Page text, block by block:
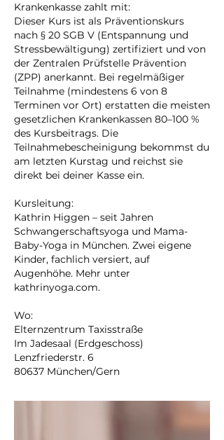
Krankenkasse zahlt mit:
Dieser Kurs ist als Präventionskurs
nach § 20 SGB V (Entspannung und
Stressbewältigung) zertifiziert und von
der Zentralen Prüfstelle Prävention
(ZPP) anerkannt. Bei regelmäßiger
Teilnahme (mindestens 6 von 8
Terminen vor Ort) erstatten die meisten
gesetzlichen Krankenkassen 80–100 %
des Kursbeitrags. Die
Teilnahmebescheinigung bekommst du
am letzten Kurstag und reichst sie
direkt bei deiner Kasse ein.
Kursleitung:
Kathrin Higgen – seit Jahren
Schwangerschaftsyoga und Mama-
Baby-Yoga in München. Zwei eigene
Kinder, fachlich versiert, auf
Augenhöhe. Mehr unter
kathrinyoga.com.
Wo:
Elternzentrum Taxisstraße
Im Jadesaal (Erdgeschoss)
Lenzfriederstr. 6
80637 München/Gern